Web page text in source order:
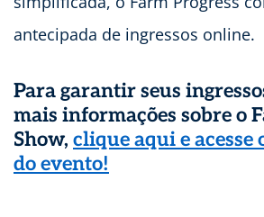
antecipada de ingressos online.
Para garantir seus
mais informações sobre o
Show, clique aqui e acesse
do evento!